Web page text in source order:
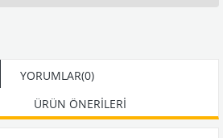
YORUMLAR(0)
ÜRÜN ÖNERILERI